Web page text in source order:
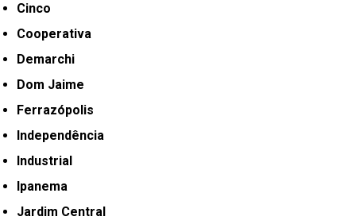
Cinco
Cooperativa
Demarchi
Dom Jaime
Ferrazópolis
Independência
Industrial
Ipanema
Jardim Central